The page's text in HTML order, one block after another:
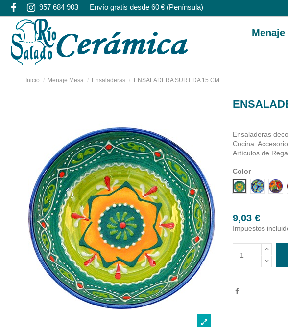
957 684 903 Envío gratis desde 60 € (Península)
Inicio Menaje Mesa Ensaladeras ENSALADERA SURTIDA 15 CM
Ensaladeras
Cocina.
Artículos de
Color
Diseño 1Diseño 2
9,03 €
Impuestos